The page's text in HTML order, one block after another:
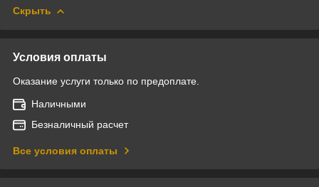
Скрыть
Условия оплаты
Оказание услуги только по предоплате.
Наличными
Безналичный расчет
Все условия оплаты